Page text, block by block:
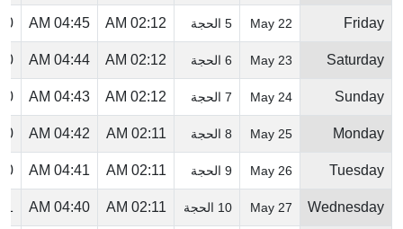
Friday
22 May 5 الحجة 02:12 AM
04:45 AM
Saturday
23 May 6 الحجة 02:12 AM
04:44 AM
Sunday
24 May 7 الحجة 02:12 AM
04:43 AM
Monday
25 May 8 الحجة 02:11 AM
04:42 AM
Tuesday
26 May 9 الحجة 02:11 AM
04:41 AM
Wednesday
27 May 10 الحجة 02:11 AM
04:40 AM